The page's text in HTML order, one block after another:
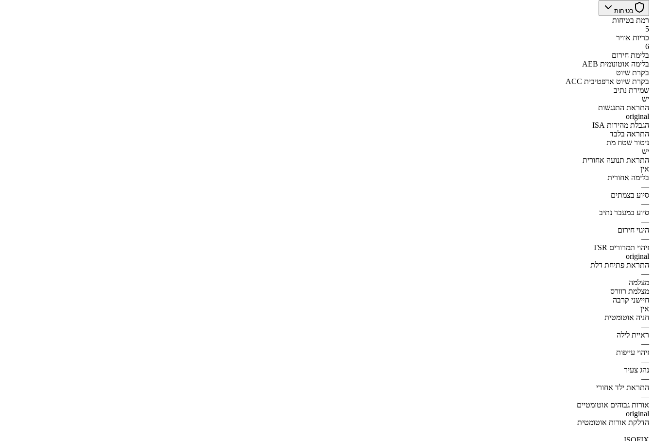
בטיחות
רמת בטיחות
5
כריות אוויר
6
בלימת חירום
AEB בלימה אוטונומית
בקרת שיוט
ACC בקרת שיוט אדפטיבית
שמירת נתיב
יש
התראת התנגשות
original
הגבלת מהירות ISA
התראה בלבד
ניטור שטח מת
יש
התראת תנועה אחורית
אין
בלימה אחורית
—
סיוע בצמתים
—
סיוע במעבר נתיב
—
היגוי חירום
—
זיהוי תמרורים TSR
original
התראת פתיחת דלת
—
מצלמה
מצלמת רוורס
חיישני קרבה
אין
חניה אוטומטית
—
ראיית לילה
—
זיהוי עייפות
—
נהג צעיר
—
התראת ילד אחורי
—
אורות גבוהים אוטומטיים
original
הדלקת אורות אוטומטית
—